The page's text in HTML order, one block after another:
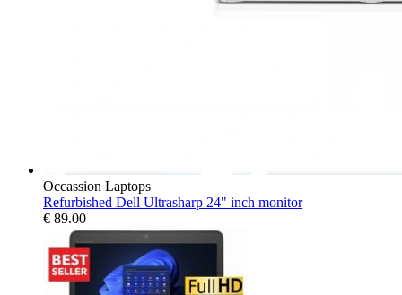
Occassion Laptops
Refurbished Dell Ultrasharp 24" inch monitor
€ 89.00